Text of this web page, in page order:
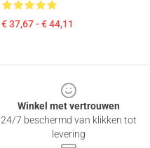
€ 37,67 - € 44,11
Winkel met vertrouwen
24/7 beschermd van klikken tot
levering